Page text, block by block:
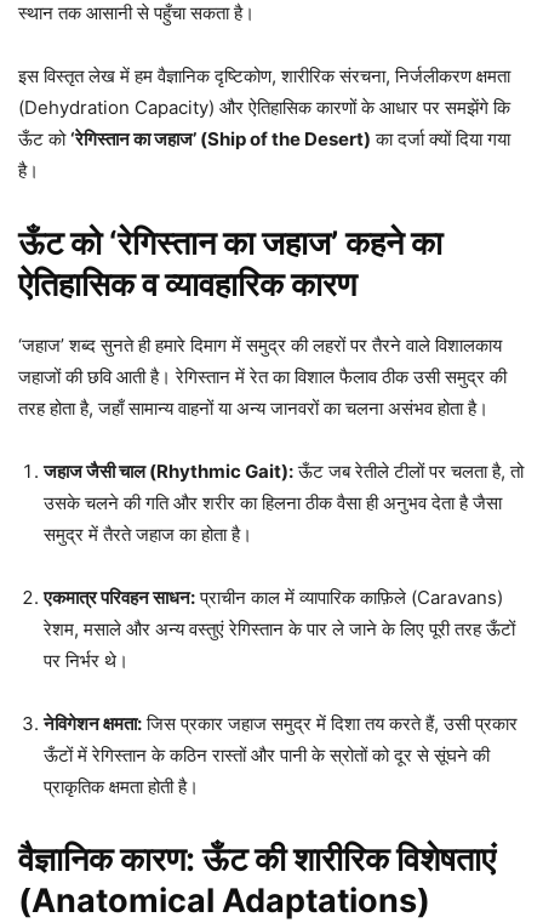
स्थान तक आसानी से पहुँचा सकता है।
इस विस्तृत लेख में हम वैज्ञानिक दृष्टिकोण, शारीरिक संरचना, निर्जलीकरण क्षमता
(Dehydration Capacity) और ऐतिहासिक कारणों के आधार पर समझेंगे कि
ऊँट को‘रेगिस्तान का जहाज’ (Ship of the Desert) का दर्जा क्यों दिया गया
है।
ऊँट को ‘रेगिस्तान का जहाज’ कहने का
ऐतिहासिक व व्यावहारिक कारण
‘जहाज’ शब्द सुनते ही हमारे दिमाग में समुद्र की लहरों पर तैरने वाले विशालकाय
जहाजों की छवि आती है। रेगिस्तान में रेत का विशाल फैलाव ठीक उसी समुद्र की
तरह होता है, जहाँ सामान्य वाहनों या अन्य जानवरों का चलना असंभव होता है।
जहाज जैसी चाल (Rhythmic Gait):ऊँट जब रेतीले टीलों पर चलता है, तो
उसके चलने की गति और शरीर का हिलना ठीक वैसा ही अनुभव देता है जैसा
समुद्र में तैरते जहाज का होता है।
एकमात्र परिवहन साधन:प्राचीन काल में व्यापारिक काफ़िले (Caravans)
रेशम, मसाले और अन्य वस्तुएं रेगिस्तान के पार ले जाने के लिए पूरी तरह ऊँटों
पर निर्भर थे।
नेविगेशन क्षमता:जिस प्रकार जहाज समुद्र में दिशा तय करते हैं, उसी प्रकार
ऊँटों में रेगिस्तान के कठिन रास्तों और पानी के स्रोतों को दूर से सूंघने की
प्राकृतिक क्षमता होती है।
वैज्ञानिक कारण: ऊँट की शारीरिक विशेषताएं
(Anatomical Adaptations)